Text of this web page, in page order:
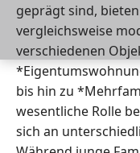
geprägt sind,
vergleichsweise
verschiedenen
bis hin zu
wesentliche Rolle
sich an